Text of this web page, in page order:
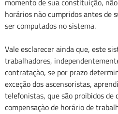
momento de sua constituição,
horários não cumpridos antes de
ser computados no sistema.
Vale esclarecer ainda que, este
trabalhadores,
contratação, se por prazo
exceção dos ascensoristas,
telefonistas, que são proibidos de
compensação de horário de